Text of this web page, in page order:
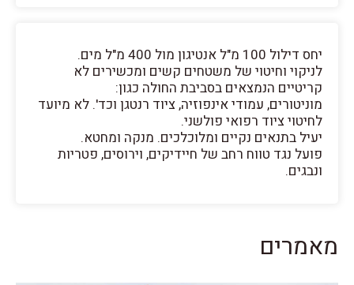
יחס דילול 100 מ"ל אנטיגון מול 400 מ"ל מים.
לניקוי וחיטוי של משטחים קשים ומכשירים לא
קריטיים הנמצאים בסביבת החולה כגון:
מוניטורים, עמודי אינפוזיה, ציוד רנטגן וכד'. לא מיועד
לחיטוי ציוד רפואי פולשני.
יעיל בתנאים נקיים ומלוכלכים. מנקה ומחטא.
פועל נגד טווח רחב של חיידיקים, וירוסים, פטריות
ונבגים.
מאמרים